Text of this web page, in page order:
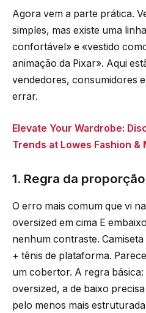
Agora vem a parte prática.
simples, mas existe uma
confortável» e «vestido
animação da Pixar». Aqui
vendedores, consumidores
errar.
Elevate Your Wardrobe:
Trends at Lowes Fashion &
1. Regra da
O erro mais comum que vi
oversized em cima E
nenhum contraste.
+ tênis de plataforma.
um cobertor. A regra básica:
oversized, a de baixo
pelo menos mais